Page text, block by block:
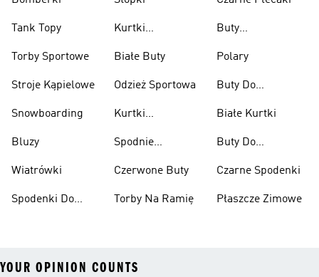
Tank Topy
Torby Sportowe
Stroje Kąpielowe
Snowboarding
Bluzy
Wiatrówki
Spodenki Do
Kurtki
Białe Buty
Odzież Sportowa
Kurtki
Spodnie
Czerwone Buty
Torby Na Ramię
Buty
Polary
Buty Do
Ciężarów
Białe Kurtki
Buty Do
Czarne Spodenki
Płaszcze Zimowe
YOUR OPINION COUNTS